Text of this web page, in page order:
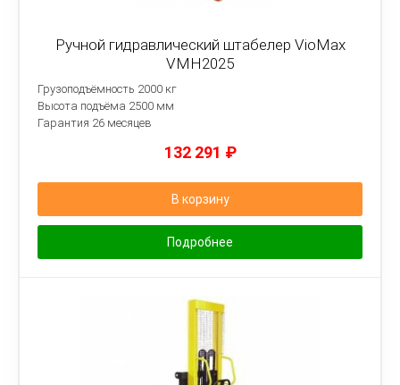
Ручной гидравлический штабелер VioMax
VMH2025
Грузоподъёмность 2000 кг
Высота подъёма 2500 мм
Гарантия 26 месяцев
132 291 ₽
В корзину
Подробнее